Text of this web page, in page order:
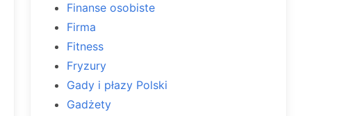
Finanse osobiste
Firma
Fitness
Fryzury
Gady i płazy Polski
Gadżety